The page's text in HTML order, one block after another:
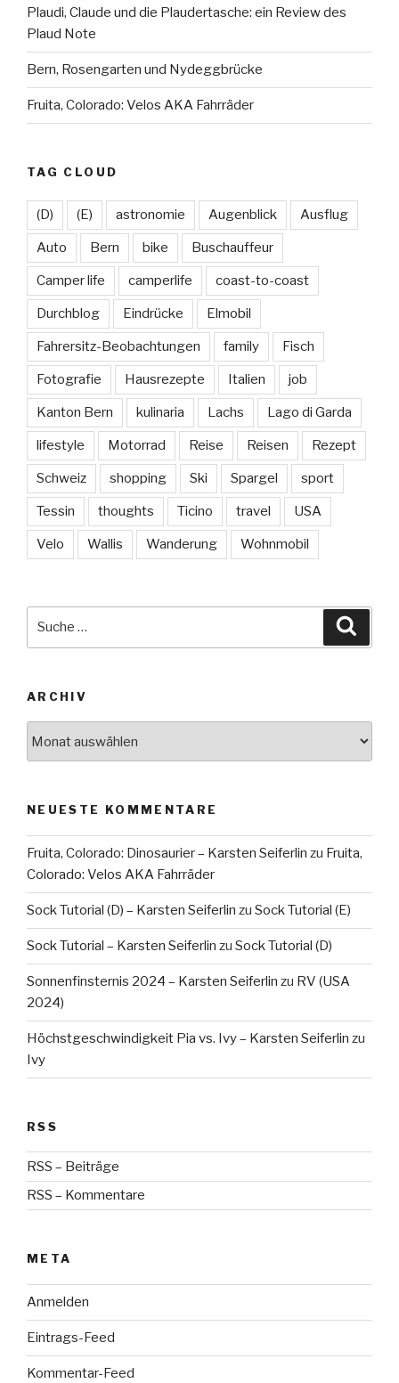
Plaudi, Claude und die Plaudertasche: ein Review des
Plaud Note
Bern, Rosengarten und Nydeggbrücke
Fruita, Colorado: Velos AKA Fahrräder
TAG CLOUD
(D) (E) astronomie Augenblick Ausflug
Auto Bern bike Buschauffeur
Camper life camperlife coast-to-coast
Durchblog Eindrücke Elmobil
Fahrersitz-Beobachtungen family Fisch
Fotografie Hausrezepte Italien job
Kanton Bern kulinaria Lachs Lago di Garda
lifestyle Motorrad Reise Reisen Rezept
Schweiz shopping Ski Spargel sport
Tessin thoughts Ticino travel USA
Velo Wallis Wanderung Wohnmobil
ARCHIV
NEUESTE KOMMENTARE
Fruita, Colorado: Dinosaurier – Karsten Seiferlin zu Fruita,
Colorado: Velos AKA Fahrräder
Sock Tutorial (D) – Karsten Seiferlin zu Sock Tutorial (E)
Sock Tutorial – Karsten Seiferlin zu Sock Tutorial (D)
Sonnenfinsternis 2024 – Karsten Seiferlin zu RV (USA
2024)
Höchstgeschwindigkeit Pia vs. Ivy – Karsten Seiferlin zu
Ivy
RSS
RSS – Beiträge
RSS – Kommentare
META
Anmelden
Eintrags-Feed
Kommentar-Feed